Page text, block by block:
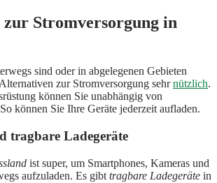
Stromversorgung in
sind oder in abgelegenen Gebieten
zur Stromversorgung sehrnützlich.
können Sie unabhängig von
können Sie Ihre Geräte jederzeit aufladen.
tragbare Ladegeräte
ist super, um Smartphones, Kameras und
aufzuladen. Es gibt tragbare Ladegeräte in